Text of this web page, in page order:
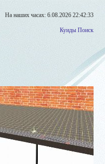
На наших часах: 6.08.2026 22:42:33
Куиды Поиск